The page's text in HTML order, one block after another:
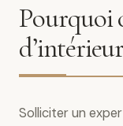
Pourquoi
Solliciter un